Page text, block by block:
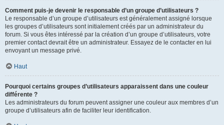
Comment puis-je devenir le responsable d’un groupe d’utilisateurs ?
Le responsable d’un groupe d’utilisateurs est généralement assigné lorsque
les groupes d’utilisateurs sont initialement créés par un administrateur du
forum. Si vous êtes intéressé par la création d’un groupe d’utilisateurs, votre
premier contact devrait être un administrateur. Essayez de le contacter en lui
envoyant un message privé.
Haut
Pourquoi certains groupes d’utilisateurs apparaissent dans une couleur
différente ?
Les administrateurs du forum peuvent assigner une couleur aux membres d’un
groupe d’utilisateurs afin de faciliter leur identification.